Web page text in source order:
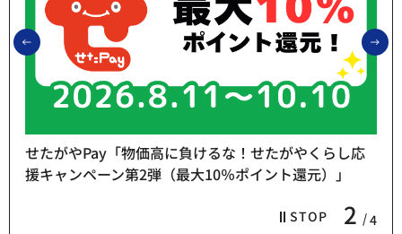
前のスライドを表示
STOP 2 4
せたがやPay「物価高に負けるな！せたがやくらし応
援キャンペーン第2弾（最大10％ポイント還元）」